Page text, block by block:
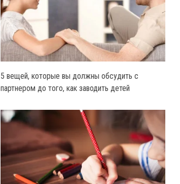
5 вещей, которые вы должны обсудить с
партнером до того, как заводить детей